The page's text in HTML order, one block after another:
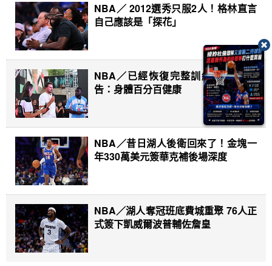
NBA／ 2012選秀只服2人！格林直言
自己應該是「探花」
NBA／已經恢復完整訓練 唐西奇宣
告：身體百分百健康
NBA／昔日湖人後衛回來了！金塊一
年330萬美元簽華克補後場深度
NBA／湖人奪冠班底費城重聚 76人正
式簽下凱威爾波普輔佐詹皇